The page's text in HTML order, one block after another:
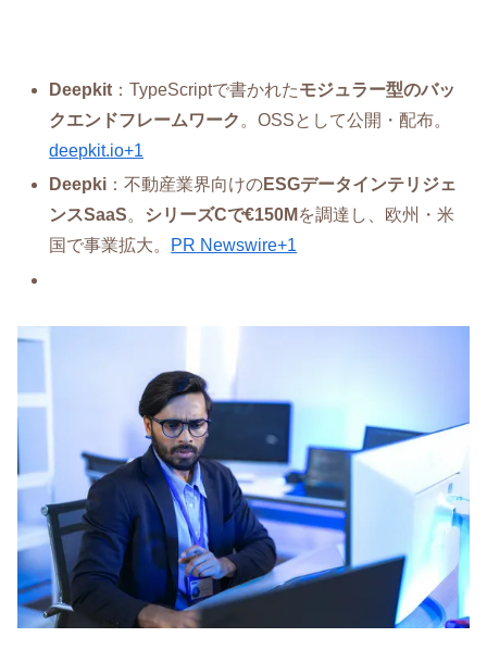
Deepkit ：TypeScriptで書かれたモジュラー型のバッ
クエンドフレームワーク 。OSSとして公開・配布。
deepkit.io+1
Deepki ：不動産業界向けのESGデータインテリジェ
ンスSaaS。 シリーズCで€150M を調達し、欧州・米
国で事業拡大。
PR Newswire+1